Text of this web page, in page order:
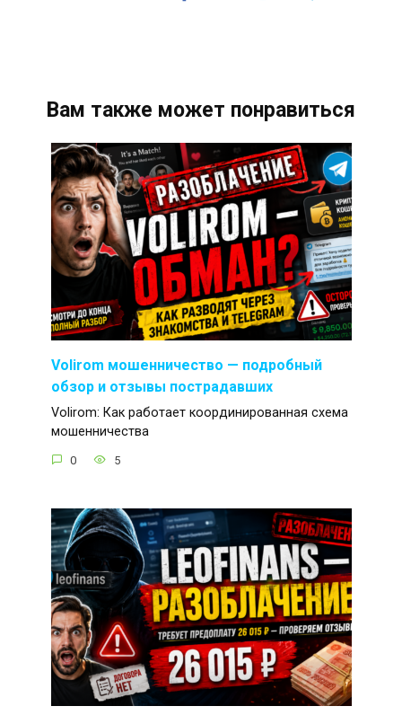
Вам также может понравиться
Volirom мошенничество — подробный
обзор и отзывы пострадавших
Volirom: Как работает координированная схема
мошенничества
0 5